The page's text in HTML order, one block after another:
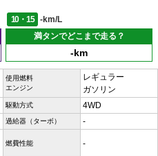
10・15
-km/L
満タンでどこまで走る？
-km
使用燃料
エンジン
レギュラー
ガソリン
駆動方式 4WD
過給器（ターボ） -
燃費性能 -